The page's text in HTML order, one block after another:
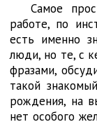
Самое
работе, по
есть именно
люди, но те, с
фразами,
такой
рождения, на
нет особого